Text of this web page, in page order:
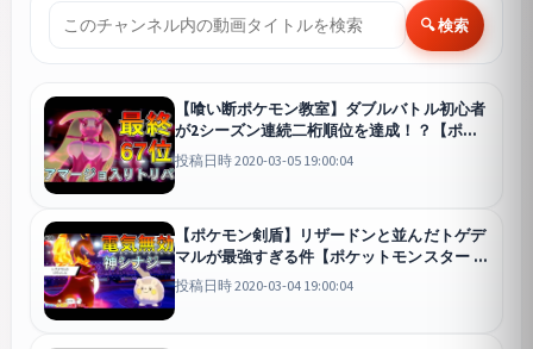
🔍 検索
【喰い断ポケモン教室】ダブルバトル初心者
が2シーズン連続二桁順位を達成！？【ポケ
ットモンスター ソード・シールド/ポケモン
剣盾】
投稿日時 2020-03-05 19:00:04
【ポケモン剣盾】リザードンと並んだトゲデ
マルが最強すぎる件【ポケットモンスター ソ
ード・シールド/剣盾】
剣盾
投稿日時 2020-03-04 19:00:04